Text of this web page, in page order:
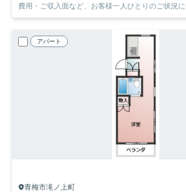
費用・ご収入面など、お客様一人ひとりのご状況に
アパート
青梅市滝ノ上町